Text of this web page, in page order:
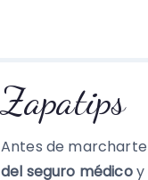
Zapatips
Antes de marcharte
del seguro médicoy